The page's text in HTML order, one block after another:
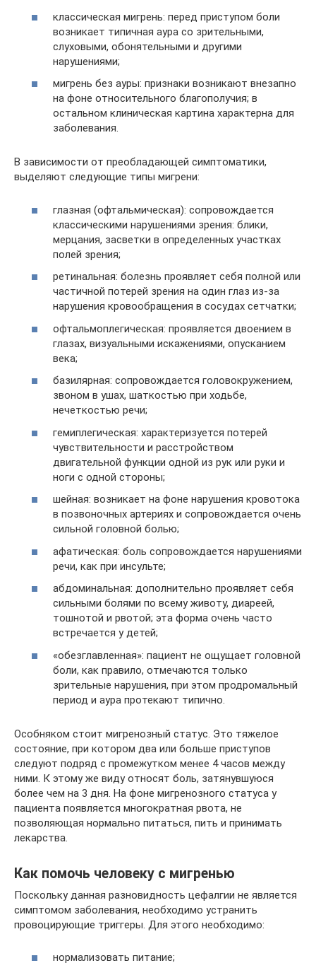
классическая мигрень: перед приступом боли
возникает типичная аура со зрительными,
слуховыми, обонятельными и другими
нарушениями;
мигрень без ауры: признаки возникают внезапно
на фоне относительного благополучия; в
остальном клиническая картина характерна для
заболевания.
В зависимости от преобладающей симптоматики,
выделяют следующие типы мигрени:
глазная (офтальмическая): сопровождается
классическими нарушениями зрения: блики,
мерцания, засветки в определенных участках
полей зрения;
ретинальная: болезнь проявляет себя полной или
частичной потерей зрения на один глаз из-за
нарушения кровообращения в сосудах сетчатки;
офтальмоплегическая: проявляется двоением в
глазах, визуальными искажениями, опусканием
века;
базилярная: сопровождается головокружением,
звоном в ушах, шаткостью при ходьбе,
нечеткостью речи;
гемиплегическая: характеризуется потерей
чувствительности и расстройством
двигательной функции одной из рук или руки и
ноги с одной стороны;
шейная: возникает на фоне нарушения кровотока
в позвоночных артериях и сопровождается очень
сильной головной болью;
афатическая: боль сопровождается нарушениями
речи, как при инсульте;
абдоминальная: дополнительно проявляет себя
сильными болями по всему животу, диареей,
тошнотой и рвотой; эта форма очень часто
встречается у детей;
«обезглавленная»: пациент не ощущает головной
боли, как правило, отмечаются только
зрительные нарушения, при этом продромальный
период и аура протекают типично.
Особняком стоит мигренозный статус. Это тяжелое
состояние, при котором два или больше приступов
следуют подряд с промежутком менее 4 часов между
ними. К этому же виду относят боль, затянувшуюся
более чем на 3 дня. На фоне мигренозного статуса у
пациента появляется многократная рвота, не
позволяющая нормально питаться, пить и принимать
лекарства.
Как помочь человеку с мигренью
Поскольку данная разновидность цефалгии не является
симптомом заболевания, необходимо устранить
провоцирующие триггеры. Для этого необходимо:
нормализовать питание;